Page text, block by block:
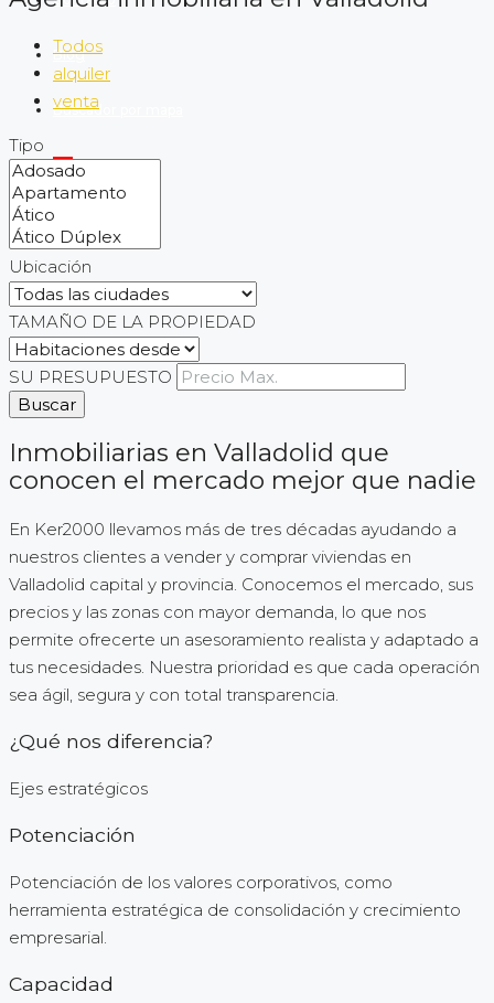
Blog
Buscador por mapa
Todos
alquiler
venta
Tipo
Ubicación
TAMAÑO DE LA PROPIEDAD
SU PRESUPUESTO
Buscar
Inmobiliarias en Valladolid que
conocen el mercado mejor que nadie
En Ker2000 llevamos más de tres décadas ayudando a
nuestros clientes a vender y comprar viviendas en
Valladolid capital y provincia. Conocemos el mercado, sus
precios y las zonas con mayor demanda, lo que nos
permite ofrecerte un asesoramiento realista y adaptado a
tus necesidades. Nuestra prioridad es que cada operación
sea ágil, segura y con total transparencia.
¿Qué nos diferencia?
Ejes estratégicos
Potenciación
Potenciación de los valores corporativos, como
herramienta estratégica de consolidación y crecimiento
empresarial.
Capacidad